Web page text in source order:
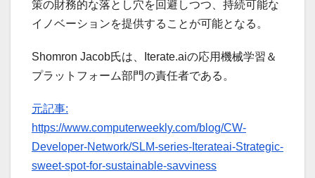
策の財務的な落とし穴を回避しつつ、持続可能な
イノベーションを提供することが可能となる。
Shomron Jacob氏は、Iterate.aiの応用機械学習＆
プラットフォーム部門の責任者である。
元記事:
https://www.computerweekly.com/blog/CW-
Developer-Network/SLM-series-Iterateai-Strategic-
sweet-spot-for-sustainable-savviness